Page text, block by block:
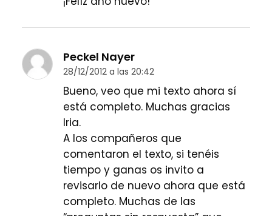
Peckel Nayer
28/12/2012 a las 20:42
Bueno, veo que mi texto ahora sí
está completo. Muchas gracias
Iria.
A los compañeros que
comentaron el texto, si tenéis
tiempo y ganas os invito a
revisarlo de nuevo ahora que está
completo. Muchas de las